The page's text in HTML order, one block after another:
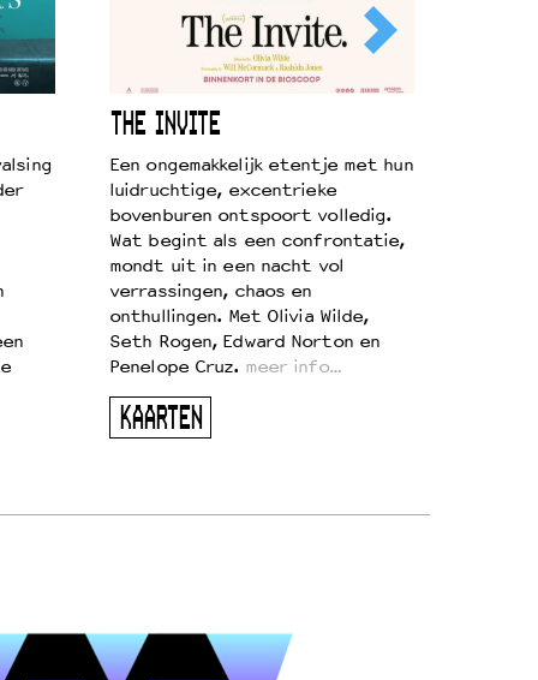
THE INVITE
Een ongemakkelijk etentje met hun
luidruchtige, excentrieke
bovenburen ontspoort volledig.
Wat begint als een confrontatie,
mondt uit in een nacht vol
verrassingen, chaos en
onthullingen. Met Olivia Wilde,
Seth Rogen, Edward Norton en
Penelope Cruz. meer info…
KAARTEN